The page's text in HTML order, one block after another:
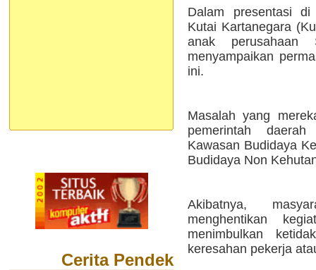
Cerita Pendek
Dalam presentasi di
Kutai Kartanegara
anak
menyampaikan
ini.
Masalah yang
pemerintah
Kawasan Budidaya
Budidaya Non
Akibatnya,
menghentikan
menimbulkan
keresahan pekerja